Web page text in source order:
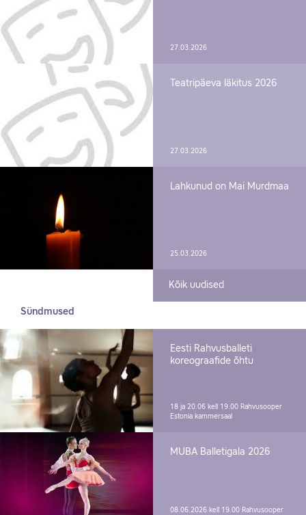
27.03.2026
Teatripäeva läkitus 2026
27.03.2026
Lahkunud on Mai Murdmaa
25.03.2026
Kõik uudised
Sündmused
Eesti Rahvusballeti
koreograafide õhtu
18 ja 20.06 kell 19.00 Rahvusooper
Estonia kammersaal
MUBA Balletigala 2026
08.06.2026 kell 19.00 Rahvusooper